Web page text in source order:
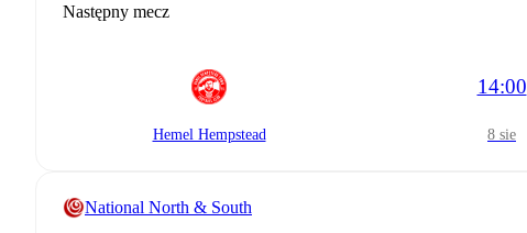
Następny mecz
Hemel Hempstead
14:00
8 sie
National North & South